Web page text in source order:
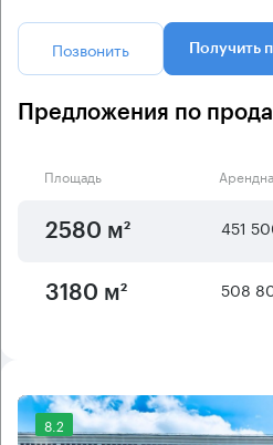
Позвонить Получить
Предложения по
Площадь
2580 м² 451
3180 м² 508
8.2